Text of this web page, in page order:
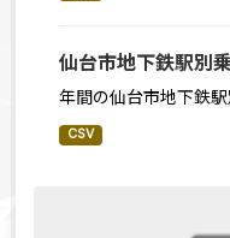
仙台市地下鉄駅別
年間の仙台市地下鉄
CSV